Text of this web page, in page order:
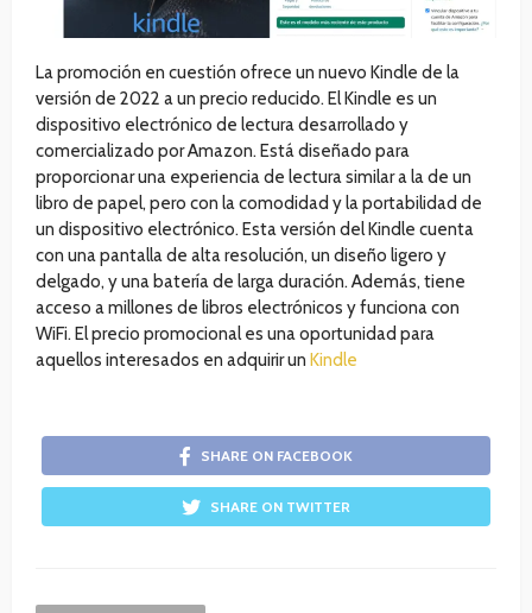
La promoción en cuestión ofrece un nuevo Kindle de la
versión de 2022 a un precio reducido. El Kindle es un
dispositivo electrónico de lectura desarrollado y
comercializado por Amazon. Está diseñado para
proporcionar una experiencia de lectura similar a la de un
libro de papel, pero con la comodidad y la portabilidad de
un dispositivo electrónico. Esta versión del Kindle cuenta
con una pantalla de alta resolución, un diseño ligero y
delgado, y una batería de larga duración. Además, tiene
acceso a millones de libros electrónicos y funciona con
WiFi. El precio promocional es una oportunidad para
aquellos interesados en adquirir un Kindle
SHARE ON FACEBOOK
SHARE ON TWITTER